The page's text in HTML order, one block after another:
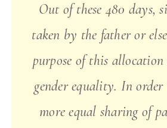
Out of these 480 days,
taken by the father or
purpose of this
gender equality. In
more equal sharing of